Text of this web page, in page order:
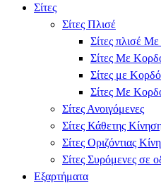
Σίτες
Σίτες Πλισέ
Σίτες πλισέ
Σίτες Με
Σίτες με
Σίτες Με
Σίτες Ανοιγόμενες
Σίτες Κάθετης
Σίτες Οριζόντιας
Σίτες Συρόμενες σε
Εξαρτήματα